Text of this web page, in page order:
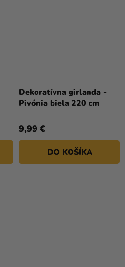
Dekoratívna girlanda -
Pivónia biela 220 cm
9,99 €
DO KOŠÍKA